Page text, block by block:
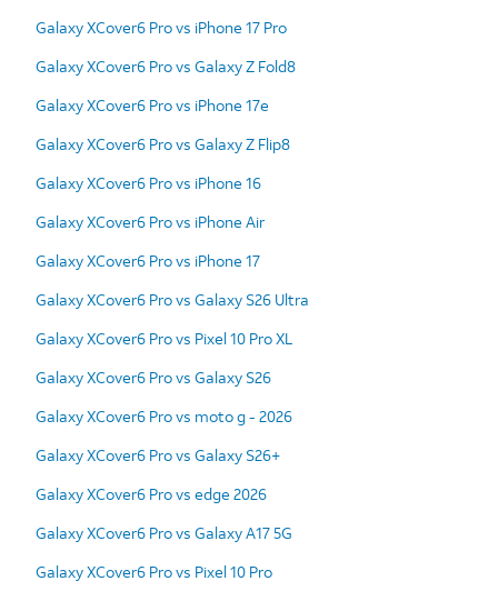
Galaxy XCover6 Pro vs iPhone 17 Pro
Galaxy XCover6 Pro vs Galaxy Z Fold8
Galaxy XCover6 Pro vs iPhone 17e
Galaxy XCover6 Pro vs Galaxy Z Flip8
Galaxy XCover6 Pro vs iPhone 16
Galaxy XCover6 Pro vs iPhone Air
Galaxy XCover6 Pro vs iPhone 17
Galaxy XCover6 Pro vs Galaxy S26 Ultra
Galaxy XCover6 Pro vs Pixel 10 Pro XL
Galaxy XCover6 Pro vs Galaxy S26
Galaxy XCover6 Pro vs moto g - 2026
Galaxy XCover6 Pro vs Galaxy S26+
Galaxy XCover6 Pro vs edge 2026
Galaxy XCover6 Pro vs Galaxy A17 5G
Galaxy XCover6 Pro vs Pixel 10 Pro